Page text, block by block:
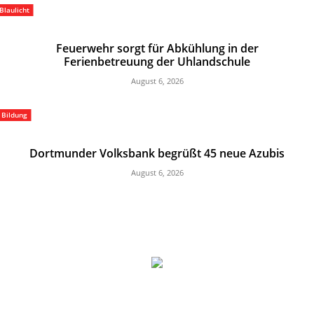
Feuerwehr sorgt für Abkühlung in der
Ferienbetreuung der Uhlandschule
August 6, 2026
Bildung
Dortmunder Volksbank begrüßt 45 neue Azubis
August 6, 2026